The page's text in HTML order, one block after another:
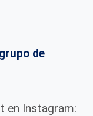
de
en Instagram: